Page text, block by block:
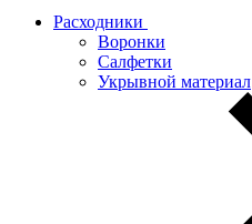
Расходники
Воронки
Салфетки
Укрывной материал